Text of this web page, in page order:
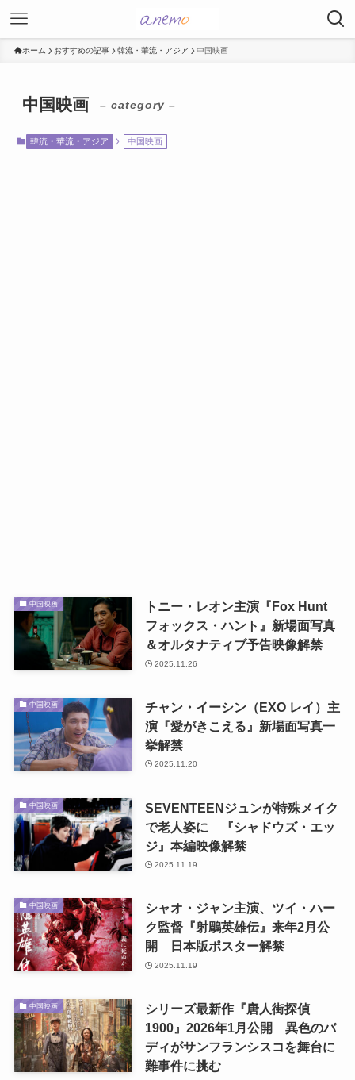
ホーム おすすめの記事 韓流・華流・アジア 中国映画
中国映画 – category –
韓流・華流・アジア 中国映画
中国映画
トニー・レオン主演『Fox Hunt
フォックス・ハント』新場面写真
＆オルタナティブ予告映像解禁
2025.11.26
中国映画
チャン・イーシン（EXO レイ）主
演『愛がきこえる』新場面写真一
挙解禁
2025.11.20
中国映画
SEVENTEENジュンが特殊メイク
で老人姿に 『シャドウズ・エッ
ジ』本編映像解禁
2025.11.19
中国映画
シャオ・ジャン主演、ツイ・ハー
ク監督『射鵰英雄伝』来年2月公
開 日本版ポスター解禁
2025.11.19
中国映画
シリーズ最新作『唐人街探偵
1900』2026年1月公開 異色のバ
ディがサンフランシスコを舞台に
難事件に挑む